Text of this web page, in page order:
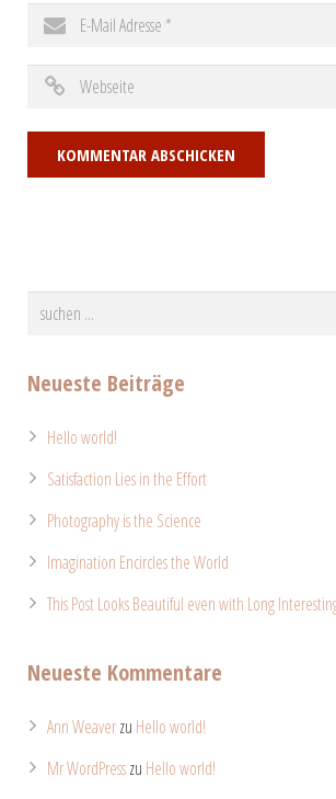
Neueste Beiträge
Hello world!
Satisfaction Lies in the Effort
Photography is the Science
Imagination Encircles the World
This Post Looks Beautiful even with Long
Neueste Kommentare
Ann Weaverzu Hello world!
Mr WordPresszu Hello world!